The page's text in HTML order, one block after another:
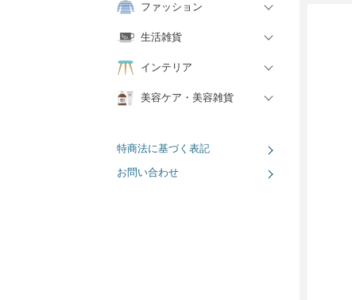
ファッション
生活雑貨
インテリア
美容ケア・美容雑貨
特商法に基づく表記
お問い合わせ